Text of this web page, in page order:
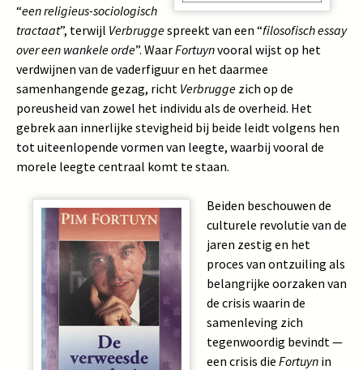
“een religieus-sociologisch
tractaat”, terwijl Verbruggespreekt van een “filosofisch essay
over een wankele orde”. WaarFortuynvooral wijst op het
verdwijnen van de vaderfiguur en het daarmee
samenhangende gezag, richt Verbrugge zich op de
poreusheid van zowel het individu als de overheid. Het
gebrek aan innerlijke stevigheid bij beide leidt volgens hen
tot uiteenlopende vormen van leegte, waarbij vooral de
morele leegte centraal komt te staan.
Beiden beschouwen de
culturele revolutie van de
jaren zestig en het
proces van ontzuiling als
belangrijke oorzaken van
de crisis waarin de
samenleving zich
tegenwoordig bevindt —
een crisis die Fortuyn in